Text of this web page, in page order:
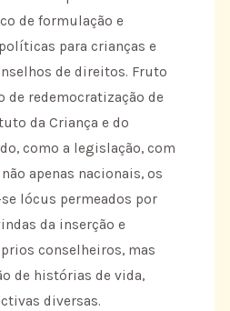
de formulação e
para crianças e
de direitos. Fruto
de redemocratização de
da Criança e do
como a legislação, com
apenas nacionais, os
lócus permeados por
da inserção e
conselheiros, mas
de histórias de vida,
diversas.